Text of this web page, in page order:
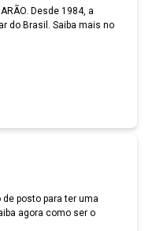
Desde 1984, a
do Brasil. Saiba mais no
posto para ter uma
agora como ser o